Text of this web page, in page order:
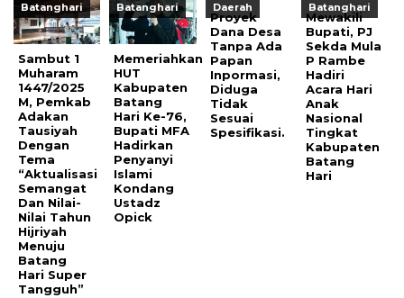
Batanghari
Sambut 1
Muharam
1447/2025
M, Pemkab
Adakan
Tausiyah
Dengan
Tema
“Aktualisasi
Semangat
Dan Nilai-
Nilai Tahun
Hijriyah
Menuju
Batang
Hari Super
Tangguh”
Batanghari
Memeriahkan
HUT
Kabupaten
Batang
Hari Ke-76,
Bupati MFA
Hadirkan
Penyanyi
Islami
Kondang
Ustadz
Opick
Daerah
Proyek
Dana Desa
Tanpa Ada
Papan
Inpormasi,
Diduga
Tidak
Sesuai
Spesifikasi.
Batanghari
Mewakili
Bupati, PJ
Sekda Mula
P Rambe
Hadiri
Acara Hari
Anak
Nasional
Tingkat
Kabupaten
Batang
Hari